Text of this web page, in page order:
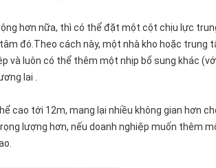
hơn nữa, thì có thể đặt một cột chịu lực
đó.Theo cách này, một nhà kho hoặc
và luôn có thể thêm một nhịp bổ sung khác
lai .
cao tới 12m, mang lại nhiều không gian hơn
lượng hơn, nếu doanh nghiệp muốn thêm